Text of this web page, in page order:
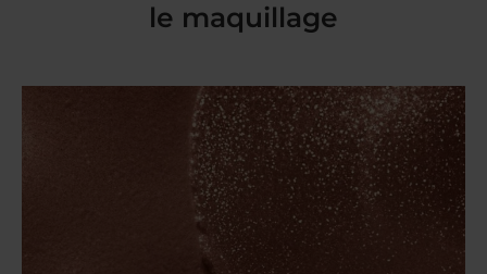
le maquillage